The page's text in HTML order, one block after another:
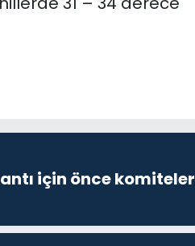
için önce komiteler